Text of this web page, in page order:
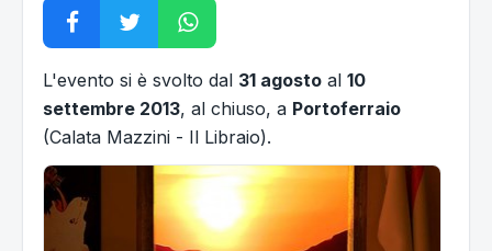
Vacanze all'Isola d'Elba
L'evento si è svolto dal 31 agosto al 10
settembre 2013, al chiuso, a Portoferraio
(Calata Mazzini - Il Libraio).